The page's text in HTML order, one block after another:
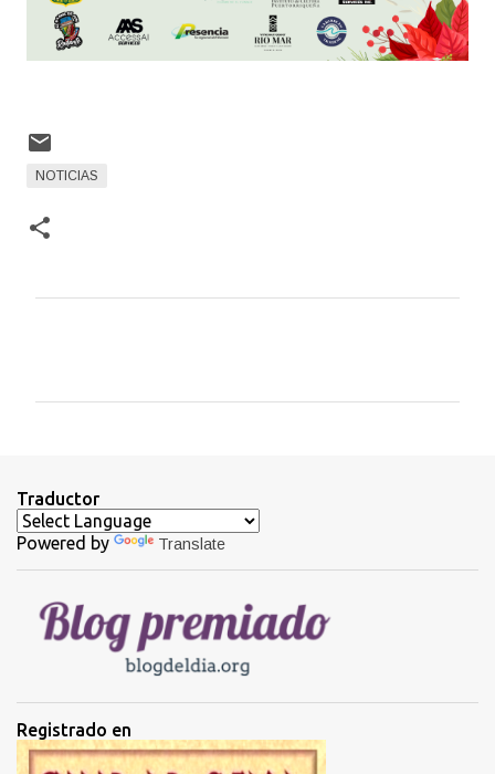
NOTICIAS
a
r
o
s
Traductor
Powered by Translate
Registrado en